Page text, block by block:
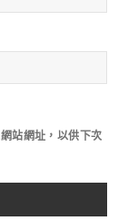
站網址，以供下次